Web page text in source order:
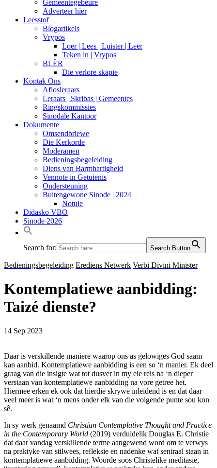
Gemeentegebeure
Adverteer hier
Leesstof
Blogartikels
Vrypos
Loer | Lees | Luister | Leer
Teken in | Vrypos
BLÊR
Die verlore skapie
Kontak Ons
Aflosleraars
Leraars | Skribas | Gemeentes
Ringskommissies
Sinodale Kantoor
Dokumente
Omsendbriewe
Die Kerkorde
Moderamen
Bedieningsbegeleiding
Diens van Barmhartigheid
Vennote in Getuienis
Ondersteuning
Buitengewone Sinode | 2024
Notule
Didasko VBO
Sinode 2026
Search for: Search Button
Bedieningsbegeleiding Erediens Netwerk Verbi Divini Minister
Kontemplatiewe aanbidding:
Taizé dienste?
14 Sep 2023
Daar is verskillende maniere waarop ons as gelowiges God saam
kan aanbid. Kontemplatiewe aanbidding is een so ‘n manier. Ek deel
graag van die insigte wat tot dusver in my eie reis na ‘n dieper
verstaan van kontemplatiewe aanbidding na vore getree het.
Hiermee erken ek ook dat hierdie skrywe inleidend is en dat daar
veel meer is wat ‘n mens onder elk van die volgende punte sou kon
sê.
In sy werk genaamd Christian Contemplative Thought and Practice
in the Contemporary World (2019) verduidelik Douglas E. Christie
dat daar vandag verskillende terme aangewend word om te verwys
na praktyke van stilwees, refleksie en nadenke wat sentraal staan in
kontemplatiewe aanbidding. Woorde soos Christelike meditasie,